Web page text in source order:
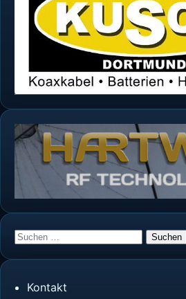
Suchen
Kontakt